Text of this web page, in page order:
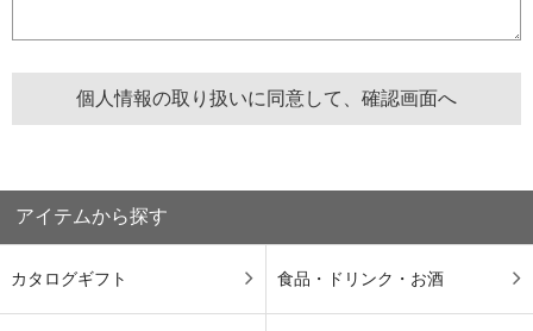
アイテムから探す
カタログギフト 食品・ドリンク・お酒